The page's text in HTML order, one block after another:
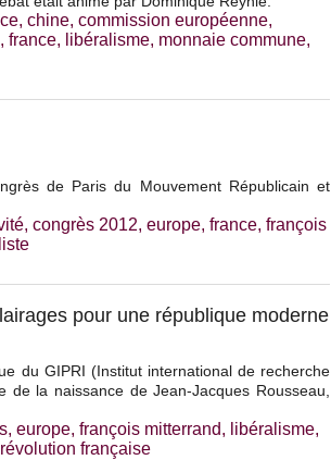
, chine, commission européenne,
, france, libéralisme, monnaie commune,
de Paris du Mouvement Républicain et
, congrès 2012, europe, france, françois
pour une république moderne
du GIPRI (Institut international de recherche
la naissance de Jean-Jacques Rousseau,
, europe, françois mitterrand, libéralisme,
révolution française